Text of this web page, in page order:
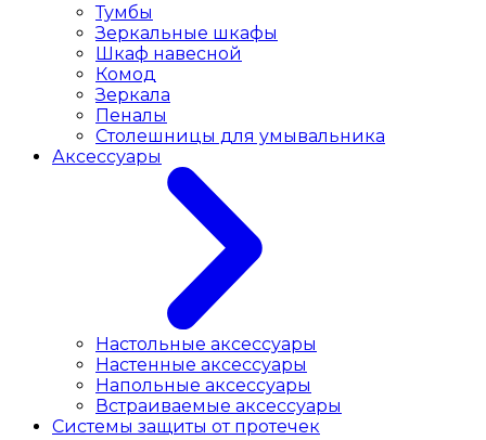
Тумбы
Зеркальные шкафы
Шкаф навесной
Комод
Зеркала
Пеналы
Столешницы для умывальника
Аксессуары
Настольные аксессуары
Настенные аксессуары
Напольные аксессуары
Встраиваемые аксессуары
Системы защиты от протечек